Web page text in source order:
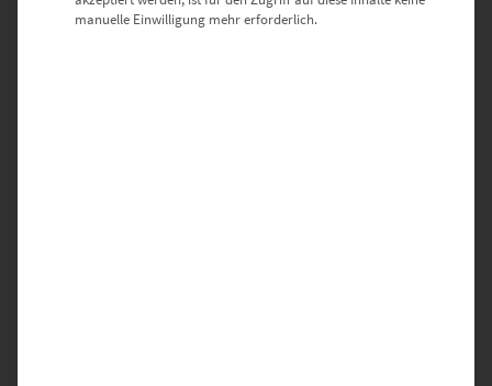
Dieses Produkt weist mehrere Varianten auf. Die Optionen können auf der Produktseite gewählt werden
manuelle Einwilligung mehr erforderlich.